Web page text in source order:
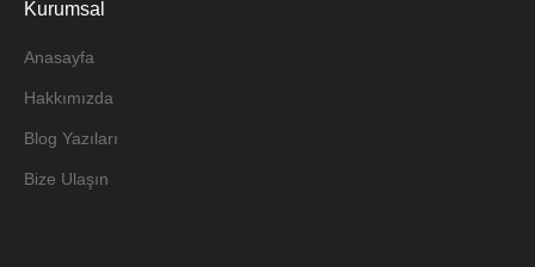
Kurumsal
Anasayfa
Hakkımızda
Blog Yazıları
Bize Ulaşın